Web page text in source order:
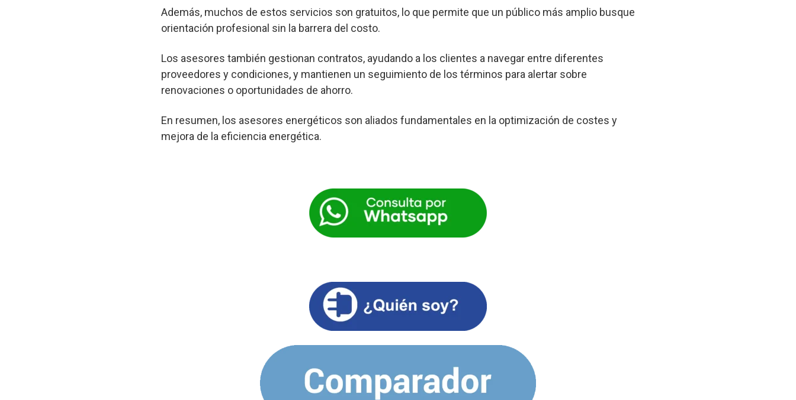
Además, muchos de estos servicios son gratuitos, lo que permite que un público más amplio busque
orientación profesional sin la barrera del costo.
Los asesores también gestionan contratos, ayudando a los clientes a navegar entre diferentes
proveedores y condiciones, y mantienen un seguimiento de los términos para alertar sobre
renovaciones o oportunidades de ahorro.
En resumen, los asesores energéticos son aliados fundamentales en la optimización de costes y
mejora de la eficiencia energética.